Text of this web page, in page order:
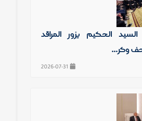
الحكيم يزور المراقد
وكر...